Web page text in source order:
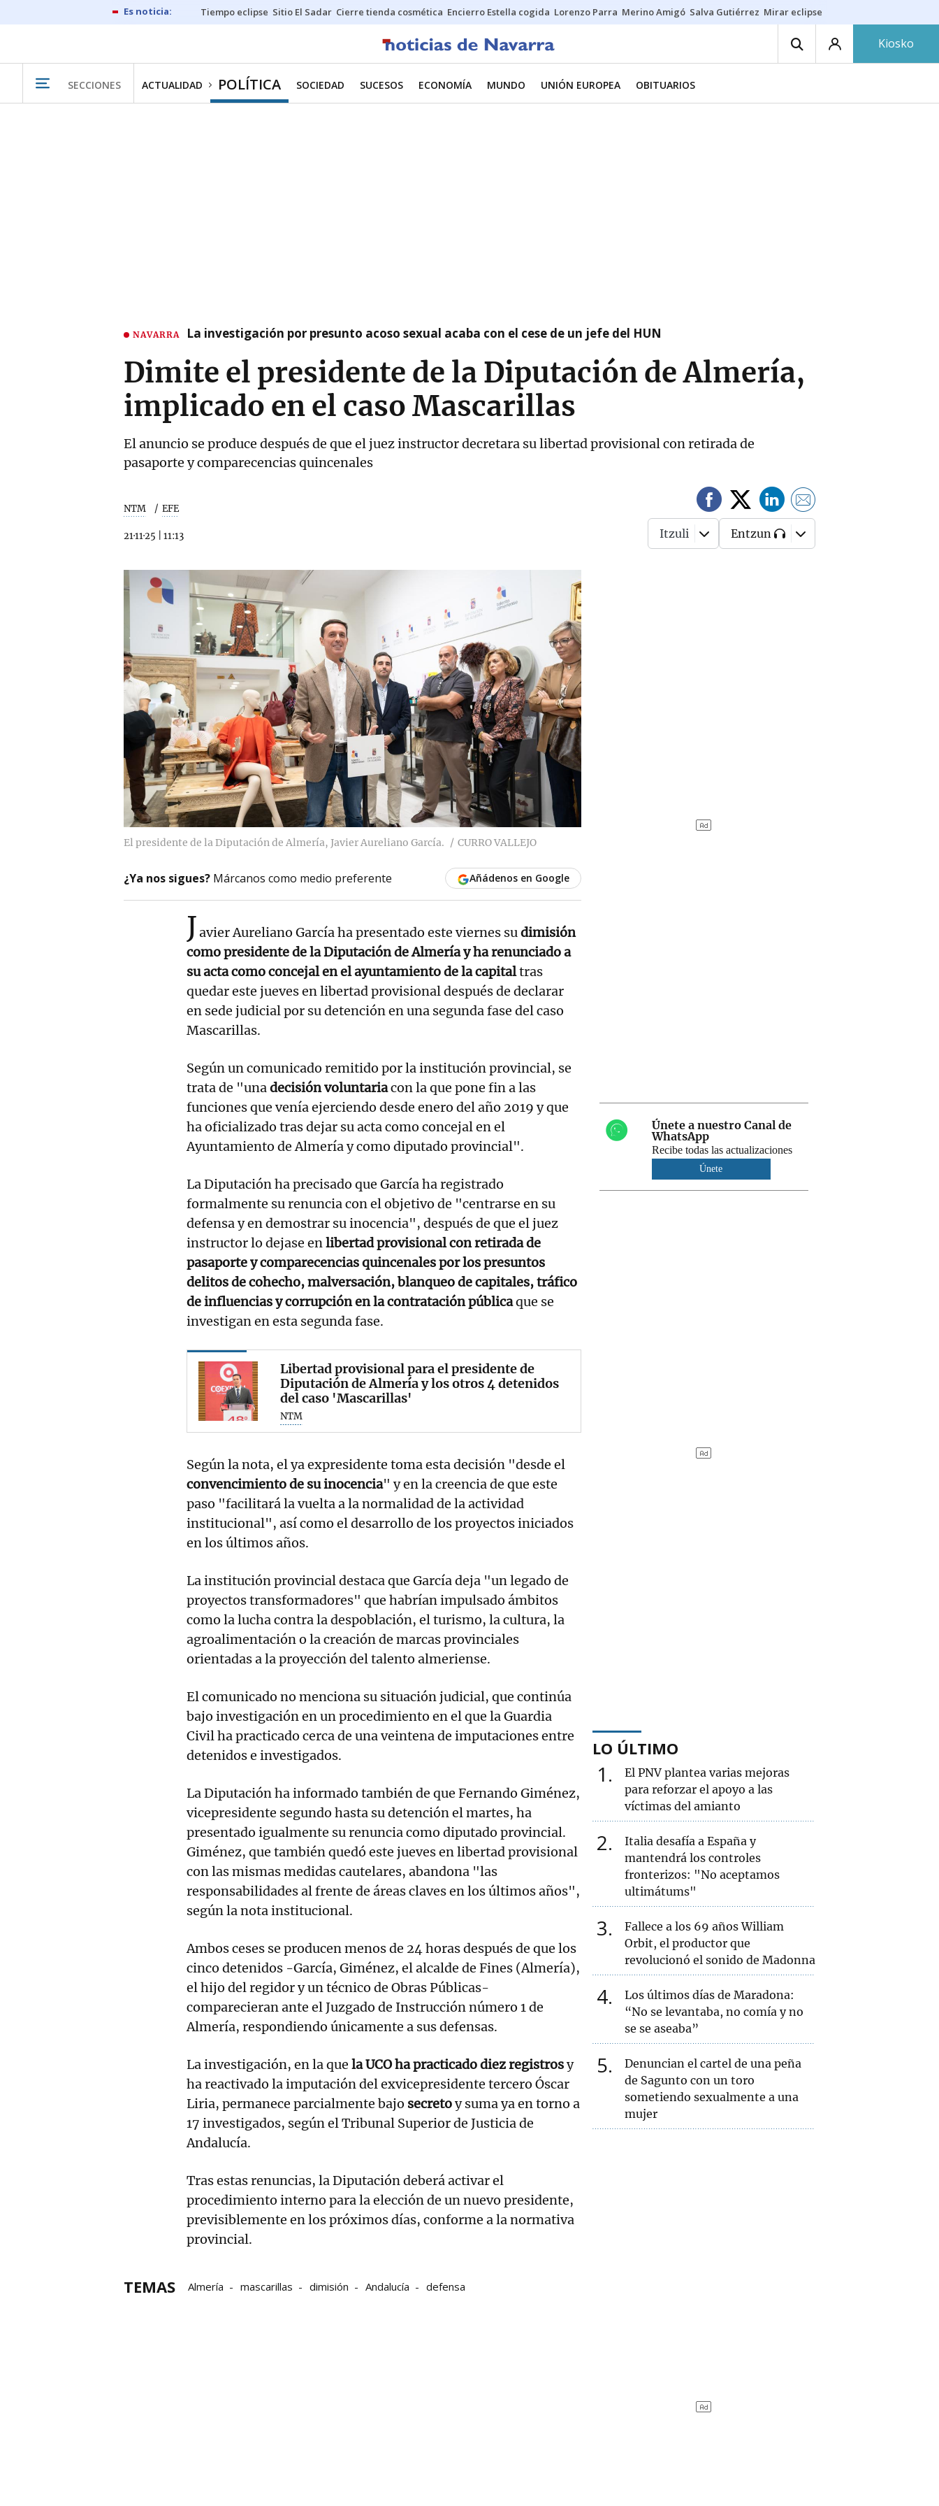
Tiempo eclipse Sitio El Sadar Cierre tienda cosmética Encierro Estella cogida Lorenzo Parra Merino Amigó Salva Gutiérrez Mirar eclipse
Kiosko
SECCIONES ACTUALIDAD POLÍTICA SOCIEDAD SUCESOS ECONOMÍA MUNDO UNIÓN EUROPEA OBITUARIOS
NAVARRA La investigación por presunto acoso sexual acaba con el cese de un jefe del HUN
Dimite el presidente de la Diputación de Almería,
implicado en el caso Mascarillas
El anuncio se produce después de que el juez instructor decretara su libertad provisional con retirada de
pasaporte y comparecencias quincenales
NTM EFE
21·11·25 11:13 Itzuli Entzun
El presidente de la Diputación de Almería, Javier Aureliano García. CURRO VALLEJO
¿Ya nos sigues? Márcanos como medio preferente Añádenos en Google
Javier Aureliano García ha presentado este viernes sudimisión
como presidente de la Diputación de Almería y ha renunciado a
su acta como concejal en el ayuntamiento de la capitaltras
quedar este jueves en libertad provisional después de declarar
en sede judicial por su detención en una segunda fase del caso
Mascarillas.
Según un comunicado remitido por la institución provincial, se
trata de "unadecisión voluntariacon la que pone fin a las
funciones que venía ejerciendo desde enero del año 2019 y que
ha oficializado tras dejar su acta como concejal en el
Ayuntamiento de Almería y como diputado provincial".
La Diputación ha precisado que García ha registrado
formalmente su renuncia con el objetivo de "centrarse en su
defensa y en demostrar su inocencia", después de que el juez
instructor lo dejase enlibertad provisional con retirada de
pasaporte y comparecencias quincenales por los presuntos
delitos de cohecho, malversación, blanqueo de capitales, tráfico
de influencias y corrupción en la contratación públicaque se
investigan en esta segunda fase.
Libertad provisional para el presidente de
Diputación de Almería y los otros 4 detenidos
del caso 'Mascarillas'
NTM
Según la nota, el ya expresidente toma esta decisión "desde el
convencimiento de su inocencia" y en la creencia de que este
paso "facilitará la vuelta a la normalidad de la actividad
institucional", así como el desarrollo de los proyectos iniciados
en los últimos años.
La institución provincial destaca que García deja "un legado de
proyectos transformadores" que habrían impulsado ámbitos
como la lucha contra la despoblación, el turismo, la cultura, la
agroalimentación o la creación de marcas provinciales
orientadas a la proyección del talento almeriense.
El comunicado no menciona su situación judicial, que continúa
bajo investigación en un procedimiento en el que la Guardia
Civil ha practicado cerca de una veintena de imputaciones entre
detenidos e investigados.
La Diputación ha informado también de que Fernando Giménez,
vicepresidente segundo hasta su detención el martes, ha
presentado igualmente su renuncia como diputado provincial.
Giménez, que también quedó este jueves en libertad provisional
con las mismas medidas cautelares, abandona "las
responsabilidades al frente de áreas claves en los últimos años",
según la nota institucional.
Ambos ceses se producen menos de 24 horas después de que los
cinco detenidos -García, Giménez, el alcalde de Fines (Almería),
el hijo del regidor y un técnico de Obras Públicas-
comparecieran ante el Juzgado de Instrucción número 1 de
Almería, respondiendo únicamente a sus defensas.
La investigación, en la que la UCO ha practicado diez registrosy
ha reactivado la imputación del exvicepresidente tercero Óscar
Liria, permanece parcialmente bajo secretoy suma ya en torno a
17 investigados, según el Tribunal Superior de Justicia de
Andalucía.
Tras estas renuncias, la Diputación deberá activar el
procedimiento interno para la elección de un nuevo presidente,
previsiblemente en los próximos días, conforme a la normativa
provincial.
TEMAS Almería mascarillas dimisión Andalucía defensa
Únete a nuestro Canal de
WhatsApp
Recibe todas las actualizaciones
Únete
LO ÚLTIMO
1
El PNV plantea varias mejoras
para reforzar el apoyo a las
víctimas del amianto
2
Italia desafía a España y
mantendrá los controles
fronterizos: "No aceptamos
ultimátums"
3
Fallece a los 69 años William
Orbit, el productor que
revolucionó el sonido de Madonna
4
Los últimos días de Maradona:
“No se levantaba, no comía y no
se se aseaba”
5
Denuncian el cartel de una peña
de Sagunto con un toro
sometiendo sexualmente a una
mujer